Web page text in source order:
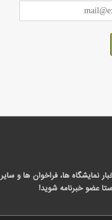
نمایشگاه ها، فراخوان ها و سایر
عضو خبرنامه شوید!